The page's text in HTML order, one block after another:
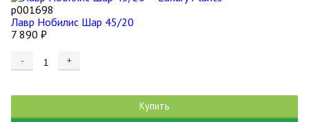
р001698
Лавр Нобилис Шар 45/20
7 890 ₽
- +
Купить